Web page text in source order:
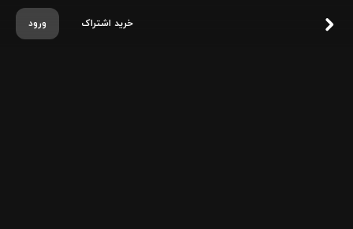
ورود خرید اشتراک